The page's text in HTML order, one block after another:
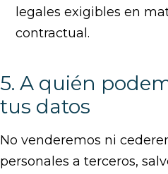
legales exigibles en
contractual.
5. A quién
tus datos
No venderemos ni
personales a terceros,